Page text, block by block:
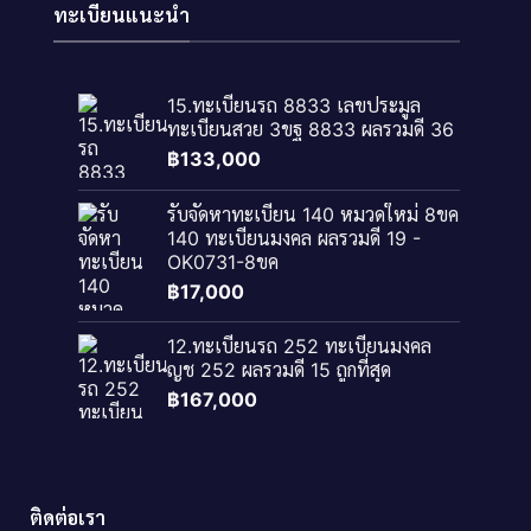
ทะเบียนแนะนำ
15.ทะเบียนรถ 8833 เลขประมูล
ทะเบียนสวย 3ขฐ 8833 ผลรวมดี 36
฿133,000
รับจัดหาทะเบียน 140 หมวดใหม่ 8ขค
140 ทะเบียนมงคล ผลรวมดี 19 -
OK0731-8ขค
฿17,000
12.ทะเบียนรถ 252 ทะเบียนมงคล
ญช 252 ผลรวมดี 15 ถูกที่สุด
฿167,000
ติดต่อเรา